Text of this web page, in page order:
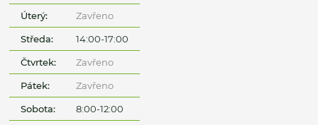
Úterý: Zavřeno
Středa: 14:00-17:00
Čtvrtek: Zavřeno
Pátek: Zavřeno
Sobota: 8:00-12:00